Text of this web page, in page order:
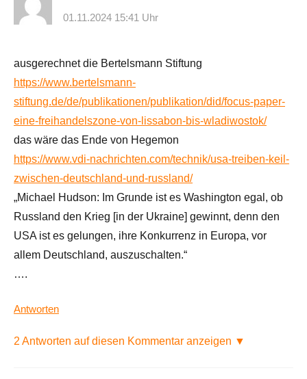
01.11.2024 15:41 Uhr
ausgerechnet die Bertelsmann Stiftung
https://www.bertelsmann-
stiftung.de/de/publikationen/publikation/did/focus-paper-
eine-freihandelszone-von-lissabon-bis-wladiwostok/
das wäre das Ende von Hegemon
https://www.vdi-nachrichten.com/technik/usa-treiben-keil-
zwischen-deutschland-und-russland/
„Michael Hudson: Im Grunde ist es Washington egal, ob
Russland den Krieg [in der Ukraine] gewinnt, denn den
USA ist es gelungen, ihre Konkurrenz in Europa, vor
allem Deutschland, auszuschalten.“
….
Antworten
2 Antworten auf diesen Kommentar anzeigen ▼